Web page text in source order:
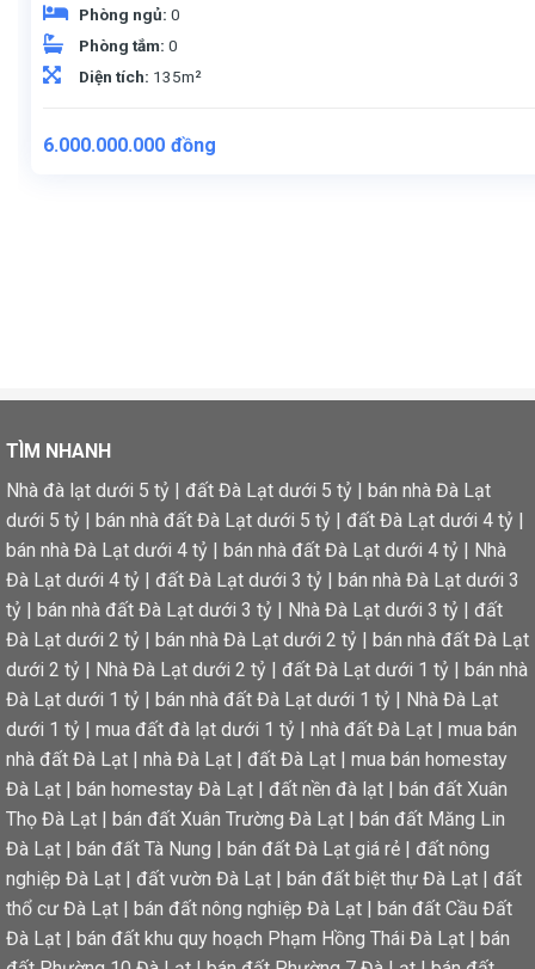
Phòng ngủ: 0
Phòng tắm: 0
Diện tích: 135m²
Giá
6.000.000.000 đồngGiá
hiện
TÌM NHANH
Nhà đà lạt dưới 5 tỷ | đất Đà Lạt dưới 5 tỷ | bán nhà Đà Lạt
dưới 5 tỷ | bán nhà đất Đà Lạt dưới 5 tỷ | đất Đà Lạt dưới 4 tỷ |
bán nhà Đà Lạt dưới 4 tỷ | bán nhà đất Đà Lạt dưới 4 tỷ | Nhà
Đà Lạt dưới 4 tỷ | đất Đà Lạt dưới 3 tỷ | bán nhà Đà Lạt dưới 3
tỷ | bán nhà đất Đà Lạt dưới 3 tỷ | Nhà Đà Lạt dưới 3 tỷ | đất
Đà Lạt dưới 2 tỷ | bán nhà Đà Lạt dưới 2 tỷ | bán nhà đất Đà Lạt
dưới 2 tỷ | Nhà Đà Lạt dưới 2 tỷ | đất Đà Lạt dưới 1 tỷ | bán nhà
Đà Lạt dưới 1 tỷ | bán nhà đất Đà Lạt dưới 1 tỷ | Nhà Đà Lạt
dưới 1 tỷ | mua đất đà lạt dưới 1 tỷ | nhà đất Đà Lạt | mua bán
nhà đất Đà Lạt | nhà Đà Lạt | đất Đà Lạt | mua bán homestay
Đà Lạt | bán homestay Đà Lạt | đất nền đà lạt | bán đất Xuân
Thọ Đà Lạt | bán đất Xuân Trường Đà Lạt | bán đất Măng Lin
Đà Lạt | bán đất Tà Nung | bán đất Đà Lạt giá rẻ | đất nông
nghiệp Đà Lạt | đất vườn Đà Lạt | bán đất biệt thự Đà Lạt | đất
thổ cư Đà Lạt | bán đất nông nghiệp Đà Lạt | bán đất Cầu Đất
Đà Lạt | bán đất khu quy hoạch Phạm Hồng Thái Đà Lạt | bán